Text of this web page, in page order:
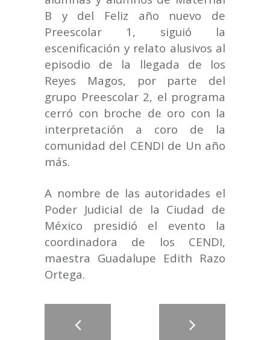
B y del Feliz año nuevo de
Preescolar 1, siguió la
escenificación y relato alusivos al
episodio de la llegada de los
Reyes Magos, por parte del
grupo Preescolar 2, el programa
cerró con broche de oro con la
interpretación a coro de la
comunidad del CENDI de Un año
más.
A nombre de las autoridades el
Poder Judicial de la Ciudad de
México presidió el evento la
coordinadora de los CENDI,
maestra Guadalupe Edith Razo
Ortega.